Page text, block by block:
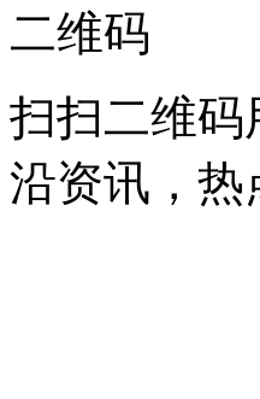
扫扫二维码
沿资讯，热